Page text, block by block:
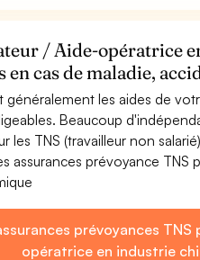
/ Aide-opératrice
en cas de maladie,
les aides de
Beaucoup
les TNS (travailleur non
assurances prévoyance
prévoyances
opératrice en industrie